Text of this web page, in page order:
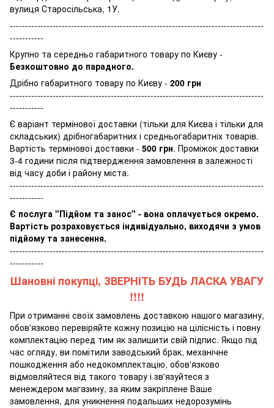
вулиця Старосільська, 1У.
-----------------------------------------------------------------------------------
-----------
Крупно та середньо габаритного товару по Києву -
Безкоштовно до парадного.
Дрібно габаритного товару по Києву - 200 грн
-----------------------------------------------------------------------------------
-----------
Є варіант термінової доставки (тільки для Києва і тільки для
складських) дрібногабаритних і средньогабаритніх товарів.
Вартість термінової доставки - 500 грн. Проміжок доставки
3-4 години після підтвердження замовлення в залежності
від часу доби і району міста.
-----------------------------------------------------------------------------------
-----------
Є послуга "Підйом та занос" - вона оплачується окремо.
Вартість розраховується індивідуально, виходячи з умов
підйому та занесення.
-----------------------------------------------------------------------------------
-----------
Шановні покупці, ЗВЕРНІТЬ БУДЬ ЛАСКА УВАГУ
!!!!
При отриманні своїх замовлень доставкою нашого магазину,
обов'язково перевіряйте кожну позицію на цілісність і повну
комплектацію перед тим як залишити свій підпис. Якщо під
час огляду, ви помітили заводський брак, механічне
пошкодження або недокомплектацію, обов'язково
відмовляйтеся від такого товару і зв'язуйтеся з
менеждером магазину, за яким закріплене Ваше
замовлення, для уникнення подальших недорозумінь